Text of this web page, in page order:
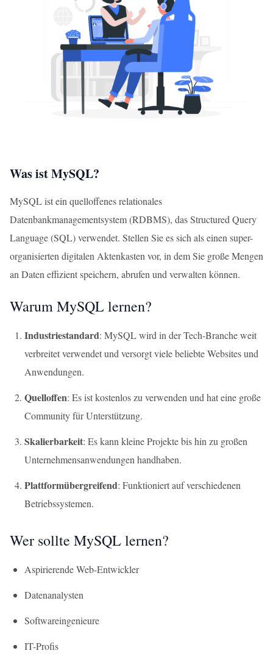
Was ist MySQL?
MySQL ist ein quelloffenes relationales
Datenbankmanagementsystem (RDBMS), das Structured Query
Language (SQL) verwendet. Stellen Sie es sich als einen super-
organisierten digitalen Aktenkasten vor, in dem Sie große Mengen
an Daten effizient speichern, abrufen und verwalten können.
Warum MySQL lernen?
Industriestandard: MySQL wird in der Tech-Branche weit
verbreitet verwendet und versorgt viele beliebte Websites und
Anwendungen.
Quelloffen: Es ist kostenlos zu verwenden und hat eine große
Community für Unterstützung.
Skalierbarkeit: Es kann kleine Projekte bis hin zu großen
Unternehmensanwendungen handhaben.
Plattformübergreifend: Funktioniert auf verschiedenen
Betriebssystemen.
Wer sollte MySQL lernen?
Aspirierende Web-Entwickler
Datenanalysten
Softwareingenieure
IT-Profis